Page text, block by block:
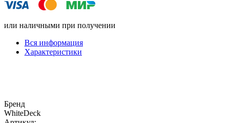
или наличными при получении
Вся информация
Характеристики
Бренд
WhiteDeck